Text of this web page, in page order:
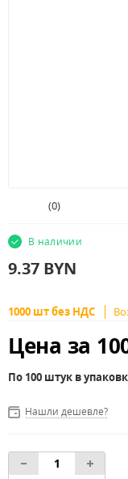
(0)
В наличии
9.37 BYN
1000 шт без НДС
Цена за
По 100 штук в
Нашли дешевле?